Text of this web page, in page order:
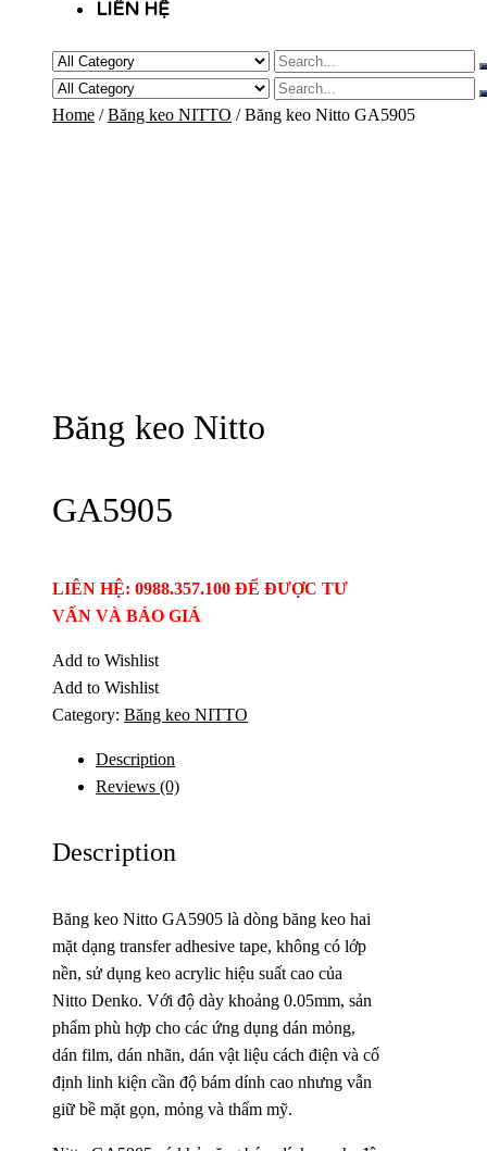
LIÊN HỆ
Home /Băng keo NITTO / Băng keo Nitto GA5905
Băng keo Nitto
GA5905
LIÊN HỆ: 0988.357.100 ĐỂ ĐƯỢC TƯ
VẤN VÀ BÁO GIÁ
Add to Wishlist
Add to Wishlist
Category: Băng keo NITTO
Description
Reviews (0)
Description
Băng keo Nitto GA5905 là dòng băng keo hai
mặt dạng transfer adhesive tape, không có lớp
nền, sử dụng keo acrylic hiệu suất cao của
Nitto Denko. Với độ dày khoảng 0.05mm, sản
phẩm phù hợp cho các ứng dụng dán mỏng,
dán film, dán nhãn, dán vật liệu cách điện và cố
định linh kiện cần độ bám dính cao nhưng vẫn
giữ bề mặt gọn, mỏng và thẩm mỹ.